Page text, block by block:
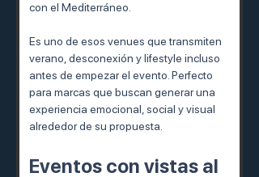
con el Mediterráneo.
Es uno de esos venues que transmiten
verano, desconexión y lifestyle incluso
antes de empezar el evento. Perfecto
para marcas que buscan generar una
experiencia emocional, social y visual
alrededor de su propuesta.
Eventos con vistas al